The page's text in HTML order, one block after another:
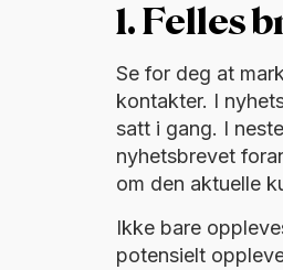
1. Felles
Se for deg at
kontakter. I
satt i gang. I
nyhetsbrevet
om den aktuelle
Ikke bare
potensielt